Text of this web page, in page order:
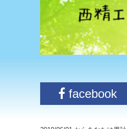
facebook